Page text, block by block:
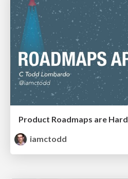
Product Roadmaps are Hard
iamctodd